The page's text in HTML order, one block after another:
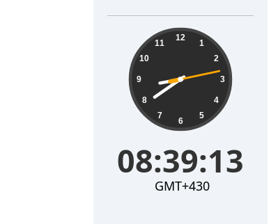
08:39:14 12
1
2
3
4
5
6
7
8
9
10
11
08:39:14
GMT+430